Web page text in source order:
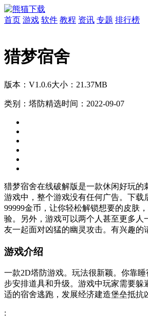
首页 游戏 软件 教程 资讯 专题 排行榜
猎梦宿舍
版本：V1.0.6大小：21.37MB
类别：塔防精选时间：2022-09-07
猎梦宿舍在线破解版是一款休闲好玩的
游戏中，整个游戏没有任何广告。下载
99999金币，让你轻松解锁想要的皮肤
验。另外，游戏可以两个人甚至更多人
友一起面对凶猛的幽灵攻击。有兴趣的
游戏介绍
一款2D塔防游戏。玩法很新颖。你靠
步安排道具和升级。游戏中玩家需要躲
适的宿舍逃跑，发展经济建造堡垒抵抗
: